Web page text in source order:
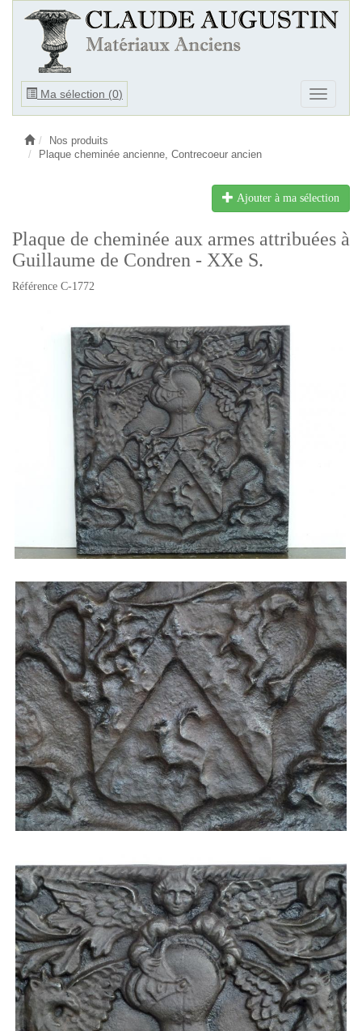
Ma sélection (0)
Ouvrir
Ouvrir
le
Nos produits
Plaque cheminée ancienne, Contrecoeur ancien
Ajouter à ma sélection
Plaque de cheminée aux armes attribuées à
Guillaume de Condren - XXe S.
Référence C-1772